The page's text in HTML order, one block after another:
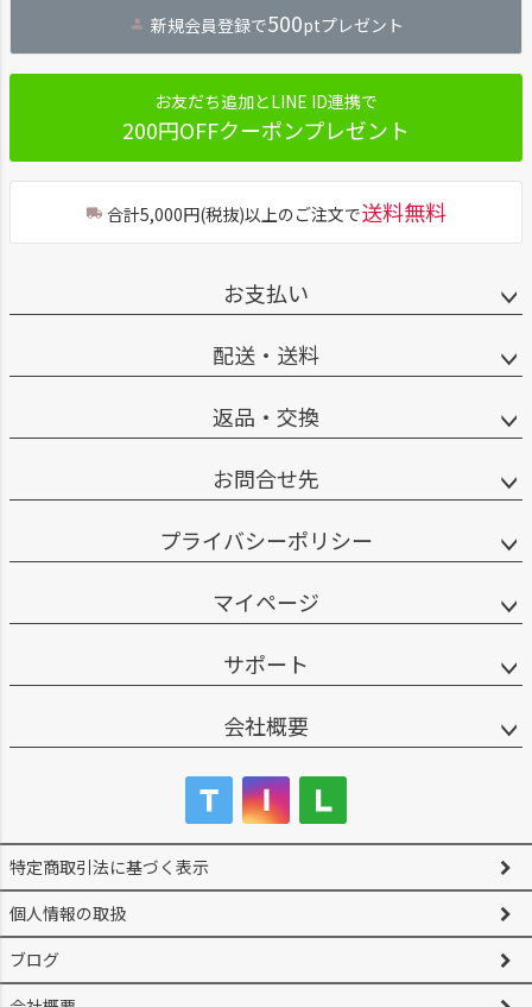
へ
新規会員登録で500ptプレゼント
お友だち追加とLINE ID連携で
200円OFFクーポンプレゼント
合計5,000円(税抜)以上のご注文で送料無料
お支払い
配送・送料
返品・交換
お問合せ先
プライバシーポリシー
マイページ
サポート
会社概要
特定商取引法に基づく表示
個人情報の取扱
ブログ